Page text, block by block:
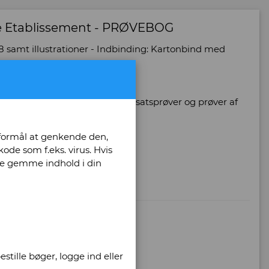
- PRØVEBOG
samt illustrationer - Indbinding: Kartonbind med
- Forsk. skriftmateriale, satsprøver og prøver af
at genkende den,
som f.eks. virus. Hvis
gemme indhold i din
bøger, logge ind eller